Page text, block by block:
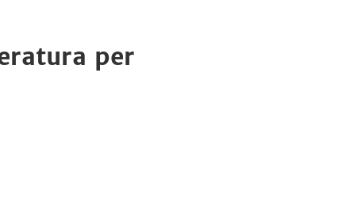
per